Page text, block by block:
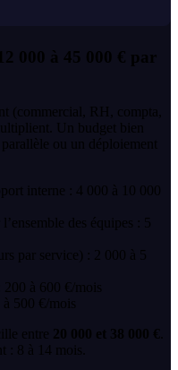
000 à 45 000 € par
(commercial, RH, compta,
Un budget bien
ou un déploiement
interne : 4 000 à 10 000
des équipes : 5
par service) : 2 000 à 5
200 à 600 €/mois
500 €/mois
entre 20 000 et 38 000 €
: 8 à 14 mois.